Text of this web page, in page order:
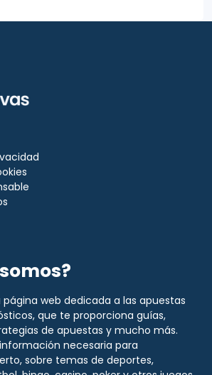
página web dedicada a las apuestas
que te proporciona guías,
de apuestas y mucho más.
necesaria para
sobre temas de deportes,